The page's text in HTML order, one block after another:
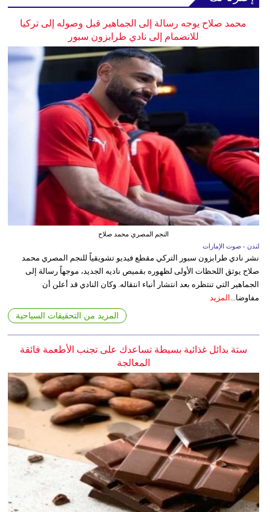
محمد صلاح يوجه رسالة إلى الجماهير قبل وصوله إلى تركيا
للانضمام إلى نادي طرابزون سبور
النجم المصري محمد صلاح
لندن - صوت الإمارات
نشر نادي طرابزون سبور التركي مقطع فيديو تشويقياً للنجم المصري محمد
صلاح يوثق اللحظات الأولى لظهوره بقميص ناديه الجديد، موجهاً رسالة إلى
الجماهير التي تنتظره بعد انتشار أنباء انتقاله. وكان النادي قد أعلن أن
مفاوضا... المزيد
المزيد من التحقيقات السياحية
ستة بدائل غذائية بسيطة تساعدك على تجنب الأطعمة فائقة
المعالجة